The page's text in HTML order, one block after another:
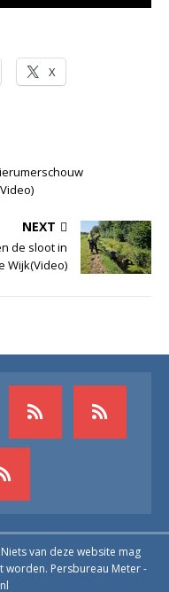
X
NEXT
de sloot in
Wijk(Video)
van deze website mag
Persbureau Meter -